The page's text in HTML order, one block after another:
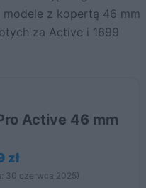
modele z kopertą 46 mm
za Active i 1699
Active 46 mm
zł
30 czerwca 2025)